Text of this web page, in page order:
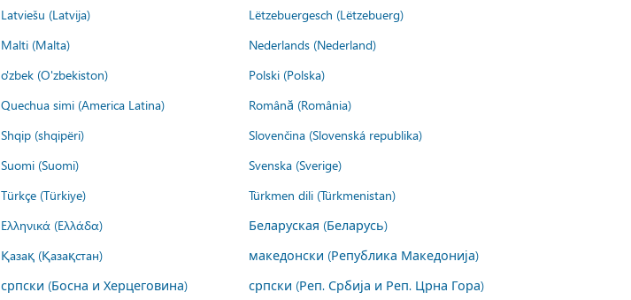
Latviešu (Latvija)
Lëtzebuergesch (Lëtzebuerg)
Malti (Malta)
Nederlands (Nederland)
o'zbek (O'zbekiston)
Polski (Polska)
Quechua simi (America Latina)
Română (România)
Shqip (shqipëri)
Slovenčina (Slovenská republika)
Suomi (Suomi)
Svenska (Sverige)
Türkçe (Türkiye)
Türkmen dili (Türkmenistan)
Ελληνικά (Ελλάδα)
Беларуская (Беларусь)
Қазақ (Қазақстан)
македонски (Република Македонија)
српски (Босна и Херцеговина)
српски (Реп. Србија и Реп. Црна Гора)